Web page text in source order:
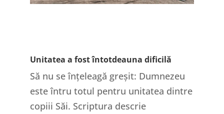
Unitatea a fost întotdeauna dificilă
Să nu se înțeleagă greșit: Dumnezeu
este întru totul pentru unitatea dintre
copiii Săi. Scriptura descrie